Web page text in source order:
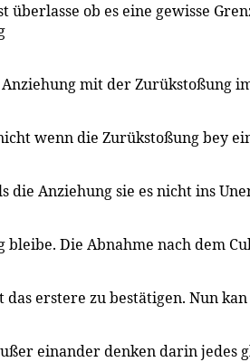
überlasse ob es eine gewisse
Anziehung mit der Zurükstoßung
wenn die Zurükstoßung bey
die Anziehung sie es nicht ins
bleibe. Die Abnahme nach dem
das erstere zu bestätigen. Nun
einander denken darin jedes